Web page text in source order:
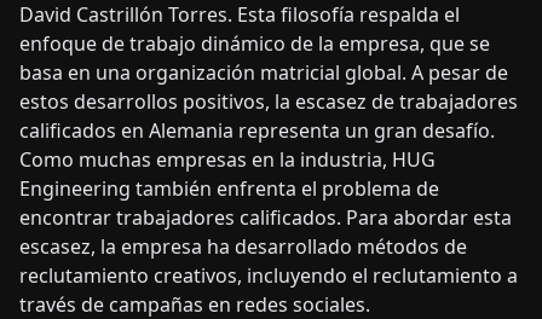
David Castrillón Torres. Esta filosofía respalda el
enfoque de trabajo dinámico de la empresa, que se
basa en una organización matricial global. A pesar de
estos desarrollos positivos, la escasez de trabajadores
calificados en Alemania representa un gran desafío.
Como muchas empresas en la industria, HUG
Engineering también enfrenta el problema de
encontrar trabajadores calificados. Para abordar esta
escasez, la empresa ha desarrollado métodos de
reclutamiento creativos, incluyendo el reclutamiento a
través de campañas en redes sociales.